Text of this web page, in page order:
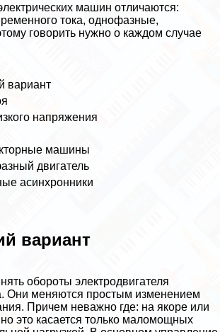
машин отличаются:
тока, однофазные,
говорить нужно о каждом случае
вариант
напряжения
машины
двигатель
асинхронники
вариант
обороты электродвигателя
Они меняются простым изменением
Причем неважно где: на якоре или
это касается только маломощных